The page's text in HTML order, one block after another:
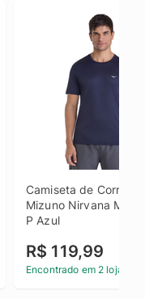
Camiseta de Corrida
Mizuno Nirvana
P Azul
R$ 119,99
Encontrado em 2 lojas